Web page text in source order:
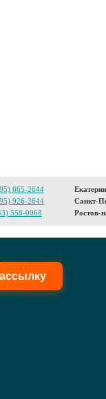
665-2644
926-2644
558-0068
Санкт-
Ростов-